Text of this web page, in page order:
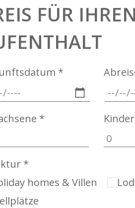
FÜR IHREN
*
* Kinder
*
homes & Villen